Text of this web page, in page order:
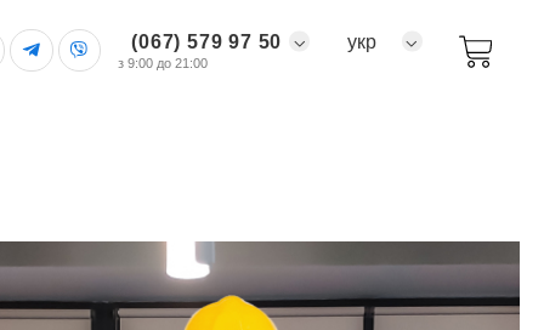
(067) 579 97 50
з 9:00 до 21:00
укр